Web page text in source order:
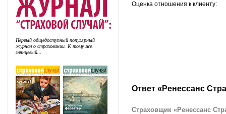
Первый общедоступный популярный
журнал о страховании. К тому же,
глянцевый...
Оценка отношения к клиенту:
Ответ «Ренессанс
Страховщик «Ренессанс